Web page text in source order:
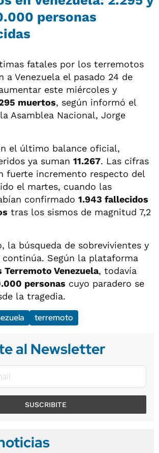
personas
fatales por los terremotos
a Venezuela el pasado 24 de
este miércoles y
muertos, según informó el
Asamblea Nacional, Jorge
el último balance oficial,
ya suman 11.267. Las cifras
fuerte incremento respecto del
el martes, cuando las
confirmado 1.943 fallecidos
tras los sismos de magnitud 7,2
la búsqueda de sobrevivientes y
continúa. Según la plataforma
Terremoto Venezuela, todavía
personas cuyo paradero se
la tragedia.
terremoto
al Newsletter
SUSCRIBITE